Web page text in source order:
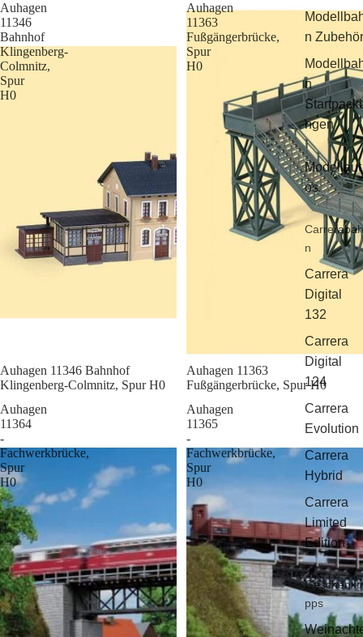
n Zubehör
n
ngen
Modellaut
os
Carrerabah
n
Carrera
Digital
132
Carrera
Digital
124
Carrera
Evolution
Carrera
Hybrid
Carrera
Limited
Edition
Geschenkti
pps
Auhagen
11346
Bahnhof
Klingenberg-
Colmnitz,
Spur
H0
Sale
Auhagen 11346 Bahnhof
Klingenberg-Colmnitz, Spur H0
Auhagen
11363
Fußgängerbrücke,
Spur
H0
Sale
Auhagen 11363
Fußgängerbrücke, Spur H0
Auhagen
11364
-
Fachwerkbrücke,
Spur
H0
Auhagen
11365
-
Fachwerkbrücke,
Spur
H0